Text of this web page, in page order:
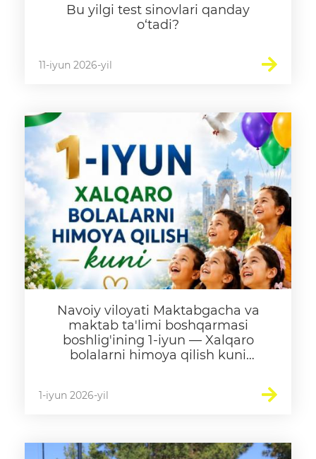
Bu yilgi test sinovlari qanday
o‘tadi?
11-iyun 2026-yil
Navoiy viloyati Maktabgacha va
maktab ta'limi boshqarmasi
boshlig'ining 1-iyun — Xalqaro
bolalarni himoya qilish kuni
1-iyun 2026-yil